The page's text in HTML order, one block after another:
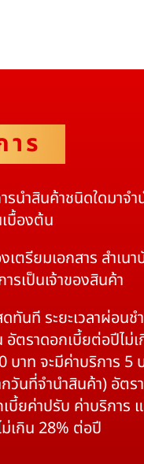
าร
นำสินค้าชนิดใดมาจำ
บื้องต้น
ตรียมเอกสาร สำเนา
รเป็นเจ้าของสินค้า
นที ระยะเวลาผ่อนช
ตราดอกเบี้ยต่อปีไม่
าท จะมีค่าบริการ 5
วันที่จำนำสินค้า) อัตรา
ยค่าปรับ ค่าบริการ
เกิน 28% ต่อปี